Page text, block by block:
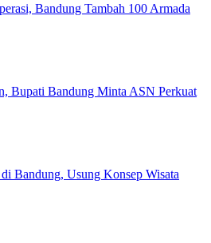
Bandung Tambah 100 Armada
Bupati Bandung Minta ASN Perkuat
Bandung, Usung Konsep Wisata